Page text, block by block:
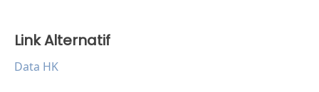
Link Alternatif
Data HK